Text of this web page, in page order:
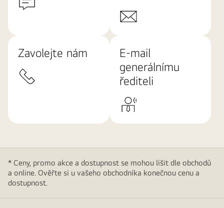
Zavolejte nám
E-mail
generálnímu
řediteli
* Ceny, promo akce a dostupnost se mohou lišit dle obchodů
a online. Ověřte si u vašeho obchodníka konečnou cenu a
dostupnost.